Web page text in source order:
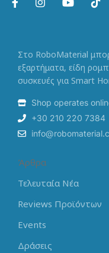
Στο RoboMaterial
εξαρτήματα, είδη
συσκευές για Smart
Shop operates
+30 210 220 7384
Άρθρα
Τελευταία Νέα
Reviews Προϊόντων
Events
Δράσεις